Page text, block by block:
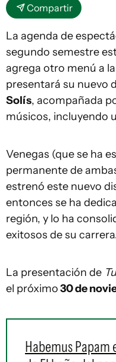
Compartir
La agenda de
segundo semestre
agrega otro menú a
presentará su nuevo
Solís, acompañada
músicos, incluyendo
Venegas (que se ha
permanente de
estrenó este nuevo
entonces se ha
región, y lo ha
exitosos de su
La presentación de
el próximo30 de
Habemus Papam